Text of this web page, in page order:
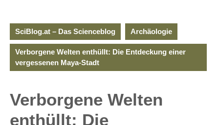
SciBlog.at – Das Scienceblog Archäologie
Verborgene Welten enthüllt: Die Entdeckung einer
vergessenen Maya-Stadt
Verborgene Welten
enthüllt: Die